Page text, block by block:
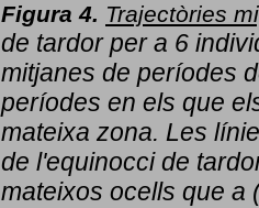
Figura 4. Trajectòries
de tardor per a 6
mitjanes de períodes
períodes en els que
mateixa zona. Les
de l'equinocci de
mateixos ocells que a